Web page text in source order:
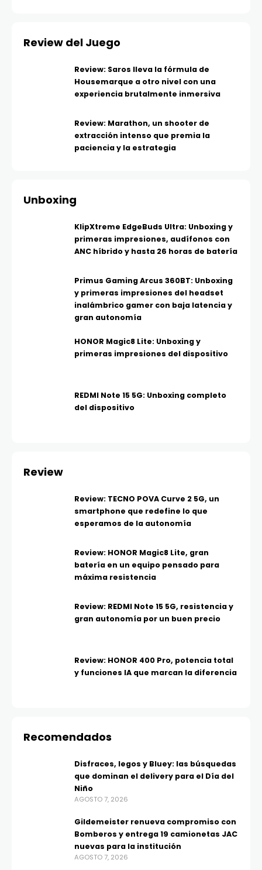
Review del Juego
Review: Saros lleva la fórmula de
Housemarque a otro nivel con una
experiencia brutalmente inmersiva
Review: Marathon, un shooter de
extracción intenso que premia la
paciencia y la estrategia
Unboxing
KlipXtreme EdgeBuds Ultra: Unboxing y
primeras impresiones, audífonos con
ANC híbrido y hasta 26 horas de batería
Primus Gaming Arcus 360BT: Unboxing
y primeras impresiones del headset
inalámbrico gamer con baja latencia y
gran autonomía
HONOR Magic8 Lite: Unboxing y
primeras impresiones del dispositivo
REDMI Note 15 5G: Unboxing completo
del dispositivo
Review
Review: TECNO POVA Curve 2 5G, un
smartphone que redefine lo que
esperamos de la autonomía
Review: HONOR Magic8 Lite, gran
batería en un equipo pensado para
máxima resistencia
Review: REDMI Note 15 5G, resistencia y
gran autonomía por un buen precio
Review: HONOR 400 Pro, potencia total
y funciones IA que marcan la diferencia
Recomendados
Disfraces, legos y Bluey: las búsquedas
que dominan el delivery para el Día del
Niño
AGOSTO 7, 2026
Gildemeister renueva compromiso con
Bomberos y entrega 19 camionetas JAC
nuevas para la institución
AGOSTO 7, 2026